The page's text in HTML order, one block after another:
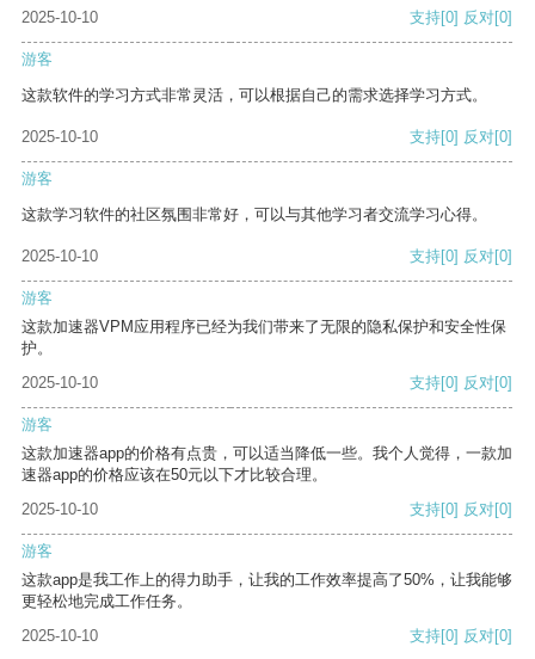
2025-10-10 支持[0] 反对[0]
游客
这款软件的学习方式非常灵活，可以根据自己的需求选择学习方式。
2025-10-10 支持[0] 反对[0]
游客
这款学习软件的社区氛围非常好，可以与其他学习者交流学习心得。
2025-10-10 支持[0] 反对[0]
游客
这款加速器VPM应用程序已经为我们带来了无限的隐私保护和安全性保
护。
2025-10-10
支持[0] 反对[0]
游客
这款加速器app的价格有点贵，可以适当降低一些。我个人觉得，一款加
速器app的价格应该在50元以下才比较合理。
2025-10-10
支持[0] 反对[0]
游客
这款app是我工作上的得力助手，让我的工作效率提高了50%，让我能够
更轻松地完成工作任务。
2025-10-10
支持[0] 反对[0]